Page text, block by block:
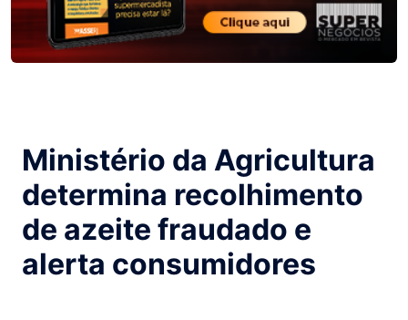
Ministério da Agricultura
determina recolhimento
de azeite fraudado e
alerta consumidores